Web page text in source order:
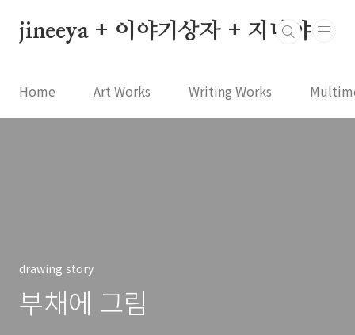
jineeya + 이야기상자 + 지니야
Home Art Works Writing Works
drawing story
부채에 그림